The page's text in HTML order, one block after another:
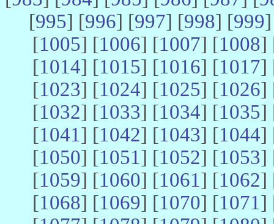
[995] [996] [997] [998] [999
[1005] [1006] [1007] [1008]
[1014] [1015] [1016] [1017]
[1023] [1024] [1025] [1026]
[1032] [1033] [1034] [1035]
[1041] [1042] [1043] [1044]
[1050] [1051] [1052] [1053]
[1059] [1060] [1061] [1062]
[1068] [1069] [1070] [1071]